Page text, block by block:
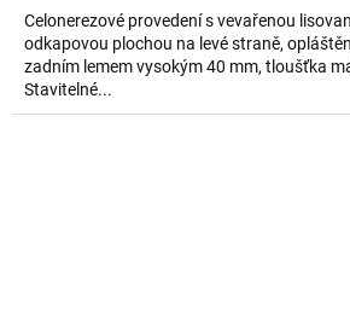
Celonerezové provedení s vevařenou
odkapovou plochou na levé straně,
zadním lemem vysokým 40 mm, tloušťka
Stavitelné...